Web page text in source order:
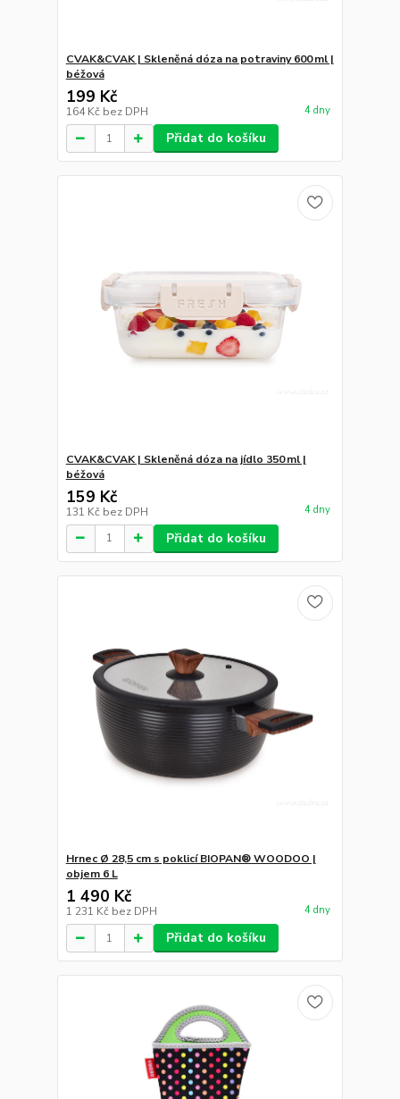
CVAK&CVAK | Skleněná dóza na potraviny 600 ml |
béžová
199 Kč
164 Kč bez DPH 4 dny
Přidat do košíku
CVAK&CVAK | Skleněná dóza na jídlo 350 ml |
béžová
159 Kč
131 Kč bez DPH 4 dny
Přidat do košíku
Hrnec Ø 28,5 cm s poklicí BIOPAN® WOODOO |
objem 6 L
1 490 Kč
1 231 Kč bez DPH 4 dny
Přidat do košíku